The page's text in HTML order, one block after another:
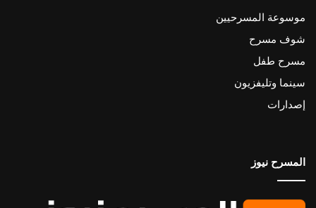
موسوعة المسرحيين
شوف مسرح
مسرح طفل
سينما وتليفزيون
إصدارات
المسرح نيوز